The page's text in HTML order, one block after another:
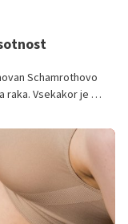
Schamrothovo
raka. Vsekakor je za
testa ugotovite,